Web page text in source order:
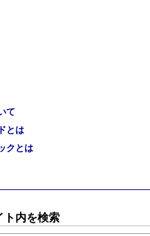
て
とは
クとは
ト内を検索